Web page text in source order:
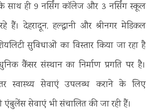
साथ ही 9 नर्सिंग कॉलेज और 3 नर्सिंग स्कूल
हैं। देहरादून, हल्द्वानी और श्रीनगर मेडिकल
सुविधाओं का विस्तार किया जा रहा है
कैंसर संस्थान का निर्माण प्रगति पर है।
स्वास्थ्य सेवाएं उपलब्ध कराने के लिए
एंबुलेंस सेवाएं भी संचालित की जा रही हैं।